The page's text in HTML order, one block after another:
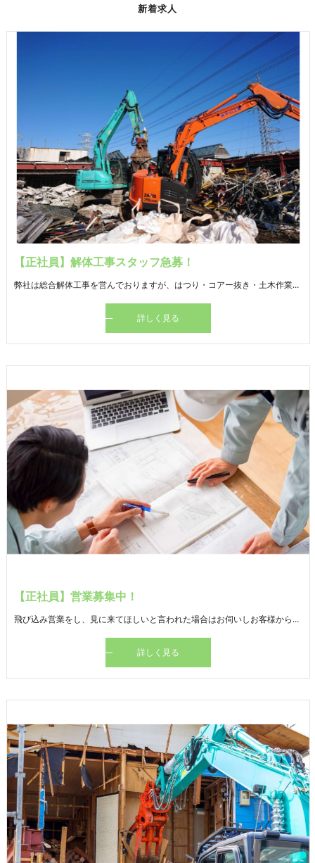
新着求人
【正社員】解体工事スタッフ急募！
弊社は総合解体工事を営んでおりますが、はつり・コアー抜き・土木作業・産業廃棄物収集運搬など、多種多様な作業を求めております。自分自身のスキルアップには最適化と思いますよ！
詳しく見る
【正社員】営業募集中！
飛び込み営業をし、見に来てほしいと言われた場合はお伺いしお客様からの依頼・要望を確認する業務を行っていただきます。 また、現場への材料搬入も行っていただきます。
詳しく見る